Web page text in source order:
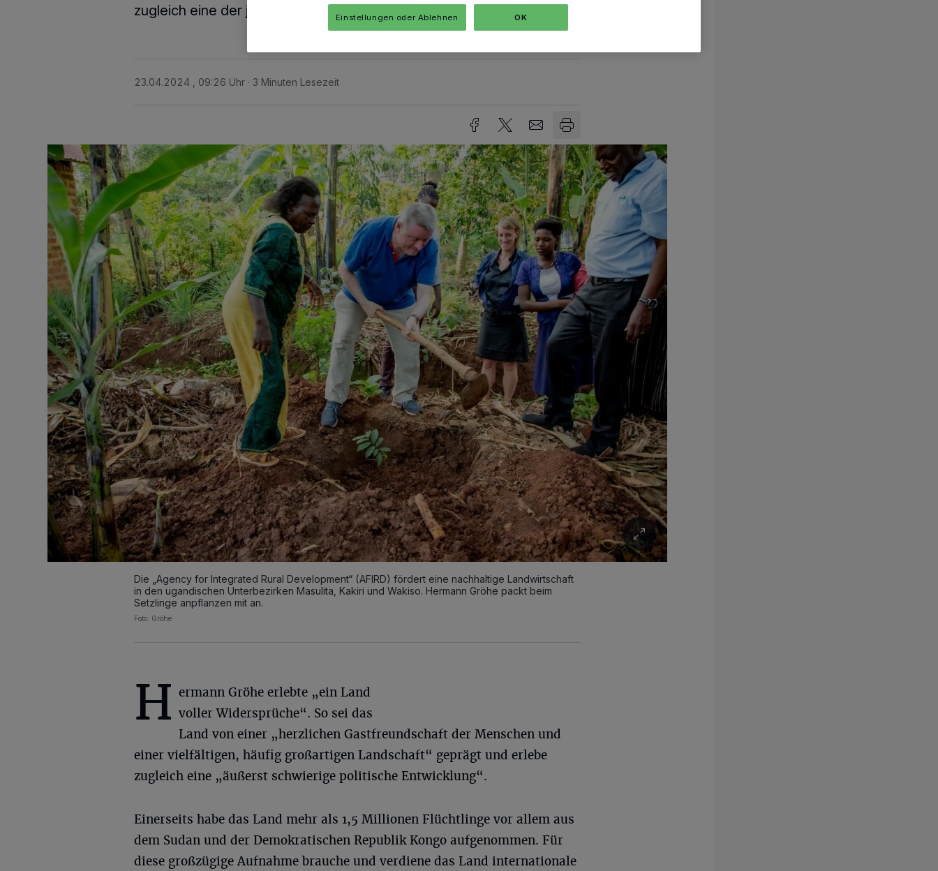
zugleich eine der jüngsten Bevölkerungen in der Welt.
23.04.2024 , 09:26 Uhr 3 Minuten Lesezeit
Die „Agency for Integrated Rural Development“ (AFIRD) fördert eine nachhaltige Landwirtschaft
in den ugandischen Unterbezirken Masulita, Kakiri und Wakiso. Hermann Gröhe packt beim
Setzlinge anpflanzen mit an.
Foto: Gröhe
H ermann Gröhe erlebte „ein Land
voller Widersprüche“. So sei das
Land von einer „herzlichen Gastfreundschaft der Menschen und
einer vielfältigen, häufig großartigen Landschaft“ geprägt und erlebe
zugleich eine „äußerst schwierige politische Entwicklung“.
Einerseits habe das Land mehr als 1,5 Millionen Flüchtlinge vor allem aus
dem Sudan und der Demokratischen Republik Kongo aufgenommen. Für
diese großzügige Aufnahme brauche und verdiene das Land internationale
Einstellungen oder Ablehnen OK